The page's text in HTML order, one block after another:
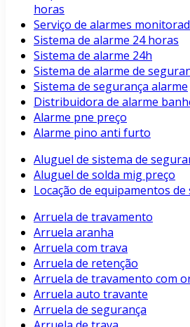
horas
Serviço de alarmes
Sistema de alarme 24 horas
Sistema de alarme 24h
Sistema de alarme de
Sistema de segurança alarme
Distribuidora de alarme
Alarme pne preço
Alarme pino anti furto
Aluguel de sistema de
Aluguel de solda mig preço
Locação de equipamentos de
Arruela de travamento
Arruela aranha
Arruela com trava
Arruela de retenção
Arruela de travamento com
Arruela auto travante
Arruela de segurança